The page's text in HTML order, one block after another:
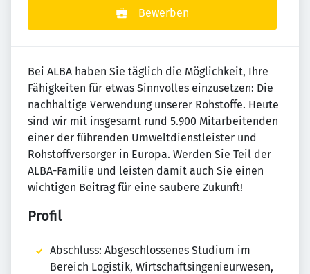
Bewerben
Bei ALBA haben Sie täglich die Möglichkeit, Ihre
Fähigkeiten für etwas Sinnvolles einzusetzen: Die
nachhaltige Verwendung unserer Rohstoffe. Heute
sind wir mit insgesamt rund 5.900 Mitarbeitenden
einer der führenden Umweltdienstleister und
Rohstoffversorger in Europa. Werden Sie Teil der
ALBA-Familie und leisten damit auch Sie einen
wichtigen Beitrag für eine saubere Zukunft!
Profil
Abschluss: Abgeschlossenes Studium im
Bereich Logistik, Wirtschaftsingenieurwesen,